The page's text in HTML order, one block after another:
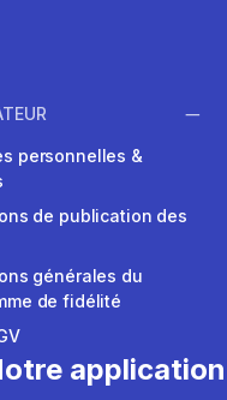
personnelles &
de publication des
générales du
de fidélité
application